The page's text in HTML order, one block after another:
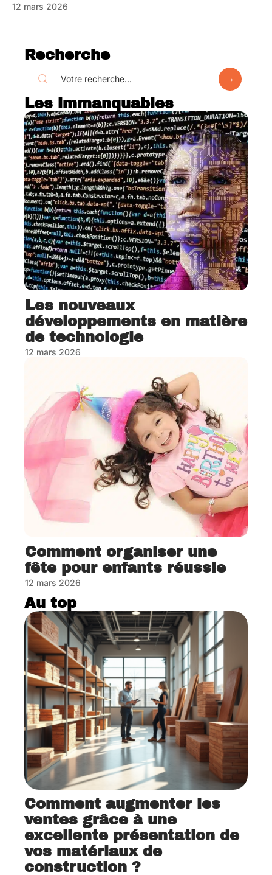
12 mars 2026
Recherche
Les immanquables
Les nouveaux
développements en matière
de technologie
12 mars 2026
Comment organiser une
fête pour enfants réussie
12 mars 2026
Au top
Comment augmenter les
ventes grâce à une
excellente présentation de
vos matériaux de
construction ?